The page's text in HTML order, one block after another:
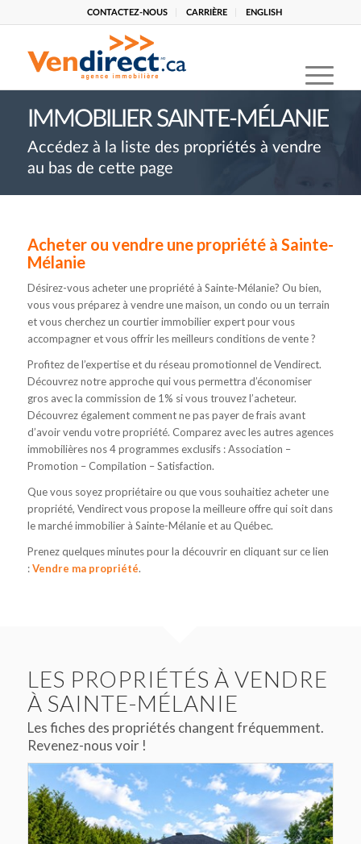
CONTACTEZ-NOUS CARRIÈRE ENGLISH
IMMOBILIER SAINTE-MÉLANIE
Accédez à la liste des propriétés à vendre
au bas de cette page
Acheter ou vendre une propriété à Sainte-
Mélanie
Désirez-vous acheter une propriété à Sainte-Mélanie? Ou bien,
vous vous préparez à vendre une maison, un condo ou un terrain
et vous cherchez un courtier immobilier expert pour vous
accompagner et vous offrir les meilleurs conditions de vente ?
Profitez de l’expertise et du réseau promotionnel de Vendirect.
Découvrez notre approche qui vous permettra d’économiser
gros avec la commission de 1% si vous trouvez l’acheteur.
Découvrez également comment ne pas payer de frais avant
d’avoir vendu votre propriété. Comparez avec les autres agences
immobilières nos 4 programmes exclusifs : Association –
Promotion – Compilation – Satisfaction.
Que vous soyez propriétaire ou que vous souhaitiez acheter une
propriété, Vendirect vous propose la meilleure offre qui soit dans
le marché immobilier à Sainte-Mélanie et au Québec.
Prenez quelques minutes pour la découvrir en cliquant sur ce lien
:Vendre ma propriété.
LES PROPRIÉTÉS À VENDRE
À SAINTE-MÉLANIE
Les fiches des propriétés changent fréquemment.
Revenez-nous voir !